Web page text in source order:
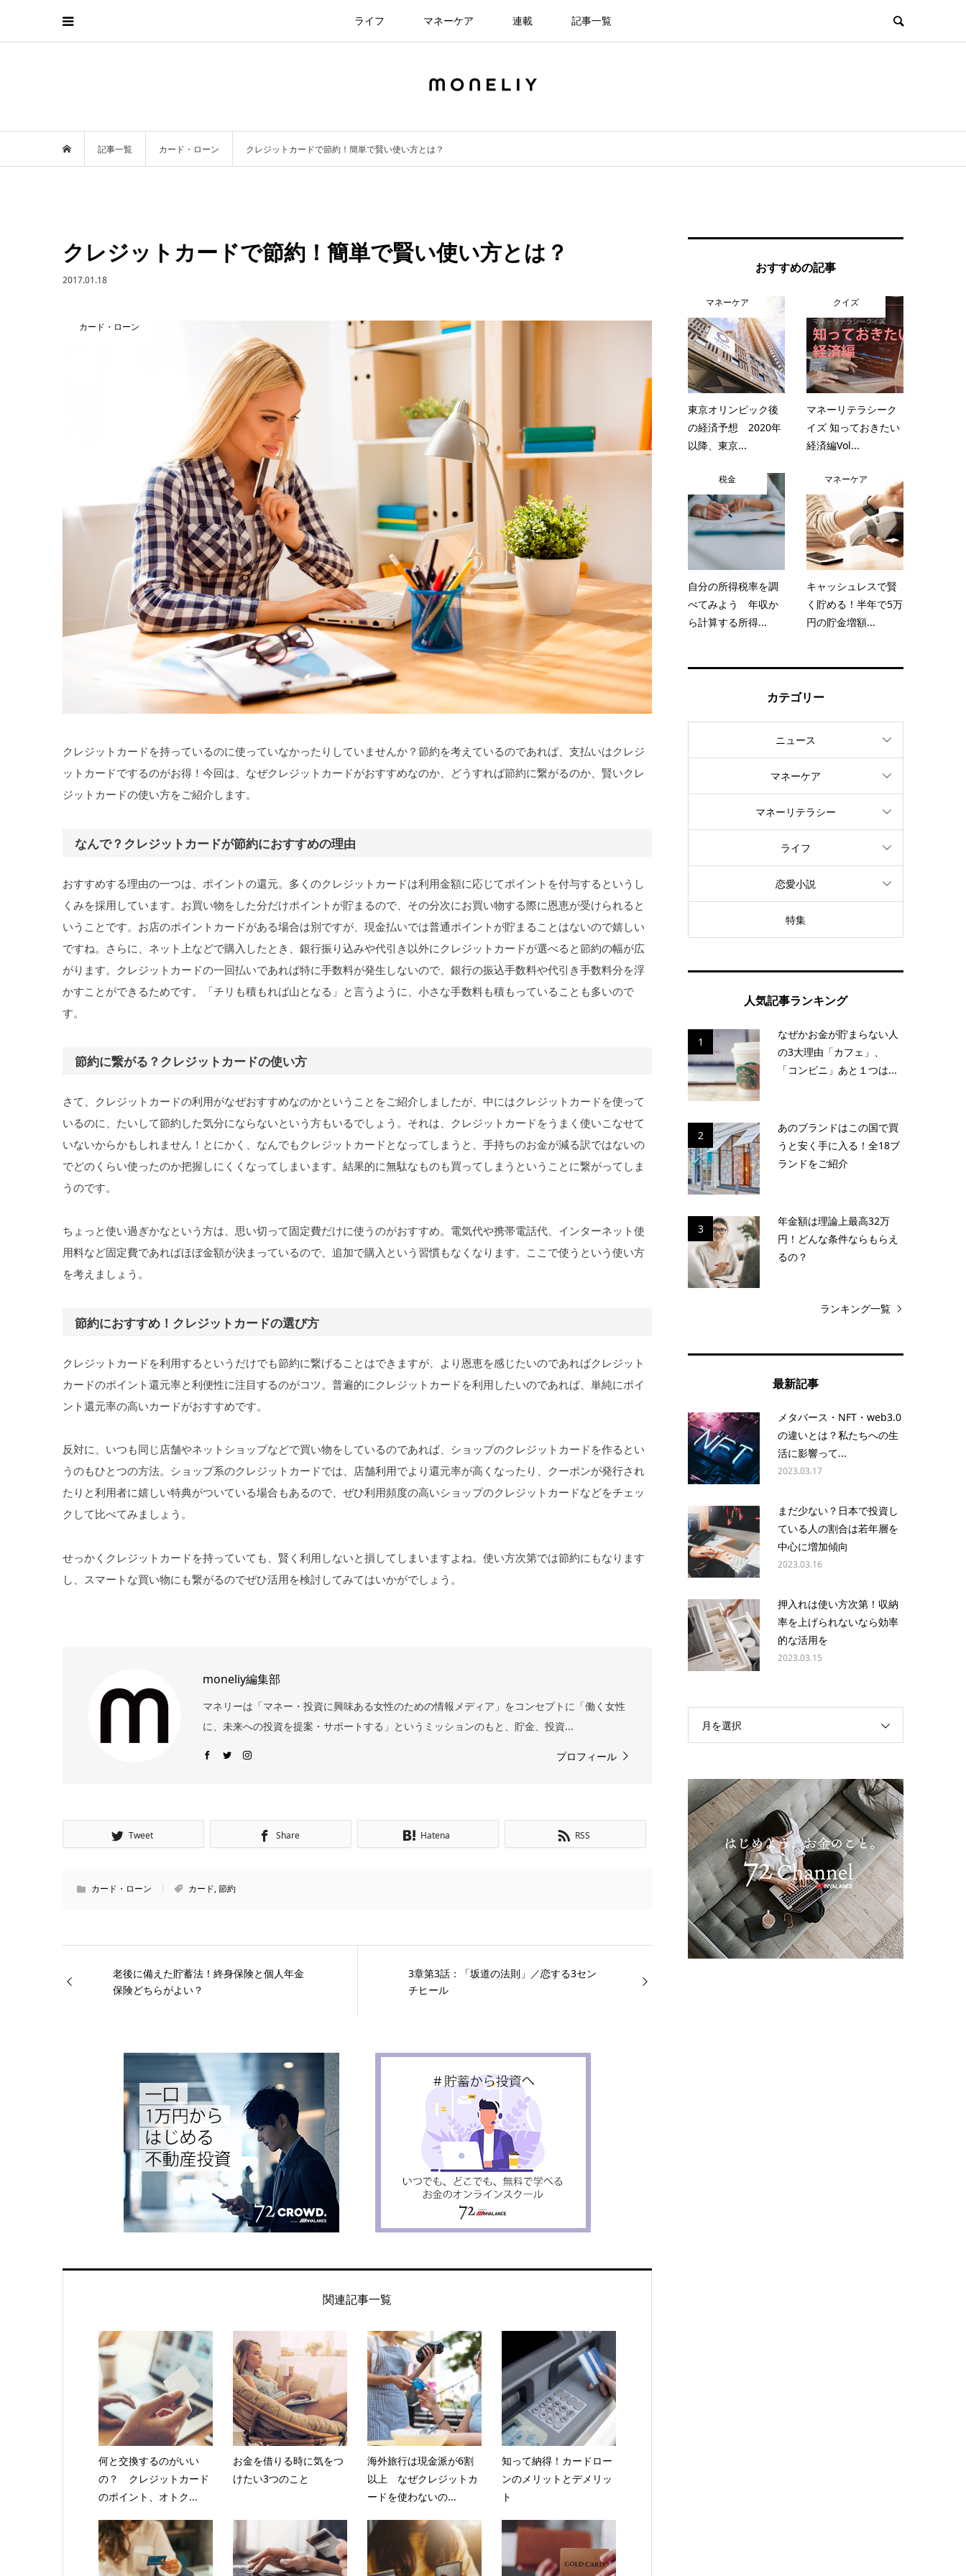
ライフ マネーケア 連載 記事一覧
記事一覧 カード・ローン クレジットカードで節約！簡単で賢い使い方とは？
クレジットカードで節約！簡単で賢い使い方とは？
2017.01.18
カード・ローン
クレジットカードを持っているのに使っていなかったりしていませんか？節約を考えているのであれば、支払いはクレジ
ットカードでするのがお得！今回は、なぜクレジットカードがおすすめなのか、どうすれば節約に繋がるのか、賢いクレ
ジットカードの使い方をご紹介します。
なんで？クレジットカードが節約におすすめの理由
おすすめする理由の一つは、ポイントの還元。多くのクレジットカードは利用金額に応じてポイントを付与するというし
くみを採用しています。お買い物をした分だけポイントが貯まるので、その分次にお買い物する際に恩恵が受けられると
いうことです。お店のポイントカードがある場合は別ですが、現金払いでは普通ポイントが貯まることはないので嬉しい
ですね。さらに、ネット上などで購入したとき、銀行振り込みや代引き以外にクレジットカードが選べると節約の幅が広
がります。クレジットカードの一回払いであれば特に手数料が発生しないので、銀行の振込手数料や代引き手数料分を浮
かすことができるためです。「チリも積もれば山となる」と言うように、小さな手数料も積もっていることも多いので
す。
節約に繋がる？クレジットカードの使い方
さて、クレジットカードの利用がなぜおすすめなのかということをご紹介しましたが、中にはクレジットカードを使って
いるのに、たいして節約した気分にならないという方もいるでしょう。それは、クレジットカードをうまく使いこなせて
いないからかもしれません！とにかく、なんでもクレジットカードとなってしまうと、手持ちのお金が減る訳ではないの
でどのくらい使ったのか把握しにくくなってしまいます。結果的に無駄なものも買ってしまうということに繋がってしま
うのです。
ちょっと使い過ぎかなという方は、思い切って固定費だけに使うのがおすすめ。電気代や携帯電話代、インターネット使
用料など固定費であればほぼ金額が決まっているので、追加で購入という習慣もなくなります。ここで使うという使い方
を考えましょう。
節約におすすめ！クレジットカードの選び方
クレジットカードを利用するというだけでも節約に繋げることはできますが、より恩恵を感じたいのであればクレジット
カードのポイント還元率と利便性に注目するのがコツ。普遍的にクレジットカードを利用したいのであれば、単純にポイ
ント還元率の高いカードがおすすめです。
反対に、いつも同じ店舗やネットショップなどで買い物をしているのであれば、ショップのクレジットカードを作るとい
うのもひとつの方法。ショップ系のクレジットカードでは、店舗利用でより還元率が高くなったり、クーポンが発行され
たりと利用者に嬉しい特典がついている場合もあるので、ぜひ利用頻度の高いショップのクレジットカードなどをチェッ
クして比べてみましょう。
せっかくクレジットカードを持っていても、賢く利用しないと損してしまいますよね。使い方次第では節約にもなります
し、スマートな買い物にも繋がるのでぜひ活用を検討してみてはいかがでしょう。
moneliy編集部
マネリーは「マネー・投資に興味ある女性のための情報メディア」をコンセプトに「働く女性
に、未来への投資を提案・サポートする」というミッションのもと、貯金、投資...
プロフィール
Tweet Share Hatena RSS
カード・ローン カード,節約
老後に備えた貯蓄法！終身保険と個人年金
保険どちらがよい？
3章第3話：「坂道の法則」／恋する3セン
チヒール
関連記事一覧
何と交換するのがいい
の？ クレジットカード
のポイント、オトク...
お金を借りる時に気をつ
けたい3つのこと
海外旅行は現金派が6割
以上 なぜクレジットカ
ードを使わないの...
知って納得！カードロー
ンのメリットとデメリッ
ト
おすすめの記事
マネーケア
東京オリンピック後
の経済予想 2020年
以降、東京...
クイズ
マネーリテラシーク
イズ 知っておきたい
経済編Vol...
税金
自分の所得税率を調
べてみよう 年収か
ら計算する所得...
マネーケア
キャッシュレスで賢
く貯める！半年で5万
円の貯金増額...
カテゴリー
ニュース
マネーケア
マネーリテラシー
ライフ
恋愛小説
特集
人気記事ランキング
1
なぜかお金が貯まらない人
の3大理由「カフェ」、
「コンビニ」あと１つは...
2
あのブランドはこの国で買
うと安く手に入る！全18ブ
ランドをご紹介
3
年金額は理論上最高32万
円！どんな条件ならもらえ
るの？
ランキング一覧
最新記事
メタバース・NFT・web3.0
の違いとは？私たちへの生
活に影響って...
2023.03.17
まだ少ない？日本で投資し
ている人の割合は若年層を
中心に増加傾向
2023.03.16
押入れは使い方次第！収納
率を上げられないなら効率
的な活用を
2023.03.15
月を選択